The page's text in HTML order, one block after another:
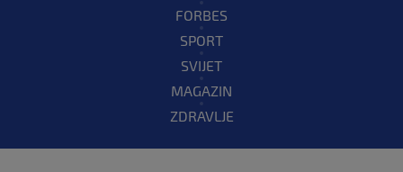
FORBES
SPORT
SVIJET
MAGAZIN
ZDRAVLJE